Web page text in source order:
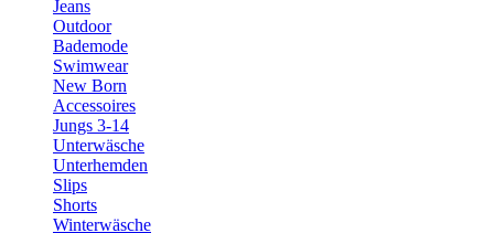
Jeans
Outdoor
Bademode
Swimwear
New Born
Accessoires
Jungs 3-14
Unterwäsche
Unterhemden
Slips
Shorts
Winterwäsche